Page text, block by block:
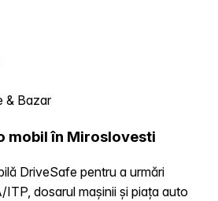
& Bazar
mobil în Miroslovesti
DriveSafe pentru a urmări
dosarul mașinii și piața auto